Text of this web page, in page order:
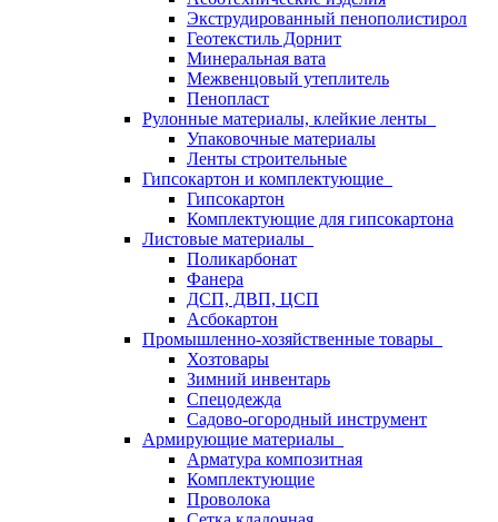
Экструдированный пенополистирол
Геотекстиль Дорнит
Минеральная вата
Межвенцовый утеплитель
Пенопласт
Рулонные материалы, клейкие ленты
Упаковочные материалы
Ленты строительные
Гипсокартон и комплектующие
Гипсокартон
Комплектующие для гипсокартона
Листовые материалы
Поликарбонат
Фанера
ДСП, ДВП, ЦСП
Асбокартон
Промышленно-хозяйственные товары
Хозтовары
Зимний инвентарь
Спецодежда
Садово-огородный инструмент
Армирующие материалы
Арматура композитная
Комплектующие
Проволока